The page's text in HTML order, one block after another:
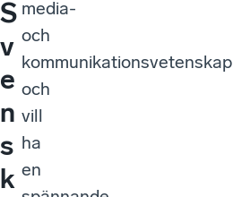
S
v
e
n
s
k
media-
och
kommunikationsvetenskap
och
vill
ha
en